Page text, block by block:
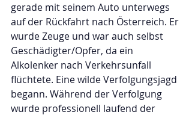
gerade mit seinem Auto unterwegs
auf der Rückfahrt nach Österreich. Er
wurde Zeuge und war auch selbst
Geschädigter/Opfer, da ein
Alkolenker nach Verkehrsunfall
flüchtete. Eine wilde Verfolgungsjagd
begann. Während der Verfolgung
wurde professionell laufend der